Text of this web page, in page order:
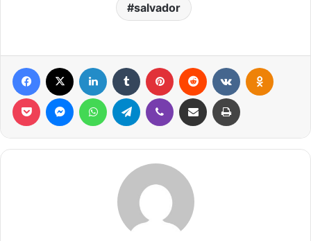
salvador
Facebook Linkedin Tumblr Pinterest Reddit VK
Pocket MessengerWhatsAppTelegram Viber Compartilhar via e-mail Imprimir